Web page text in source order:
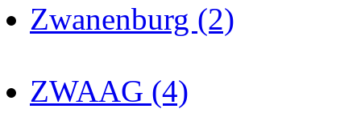
Zwanenburg (2)
ZWAAG (4)